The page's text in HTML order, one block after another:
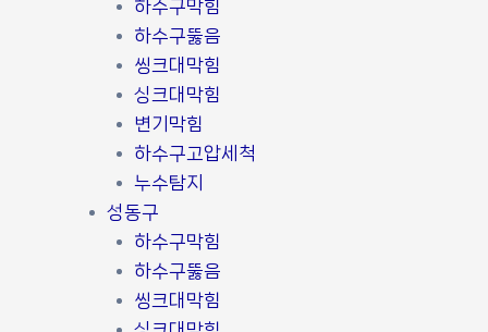
하수구막힘
하수구뚫음
씽크대막힘
싱크대막힘
변기막힘
하수구고압세척
누수탐지
성동구
하수구막힘
하수구뚫음
씽크대막힘